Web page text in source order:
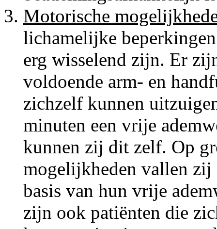
Motorische
lichamelijke
erg wisselend zijn. Er
voldoende arm- en
zichzelf kunnen
minuten een vrije
kunnen zij dit zelf. Op
mogelijkheden vallen zij
basis van hun vrije
zijn ook patiënten die